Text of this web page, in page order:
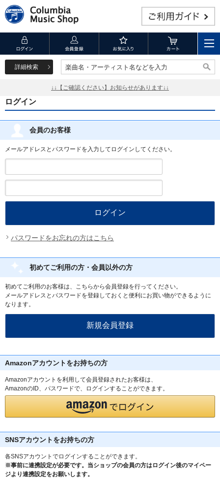
詳細検索 楽曲名・アーティスト名などを入力
楽曲名・アーティスト名などを入力
↓↓【ご確認ください】お知らせがあります↓↓
ログイン
会員のお客様
メールアドレスとパスワードを入力してログインしてください。
パスワードをお忘れの方はこちら
初めてご利用の方・会員以外の方
初めてご利用のお客様は、こちらから会員登録を行ってください。
メールアドレスとパスワードを登録しておくと便利にお買い物ができるように
なります。
Amazonアカウントをお持ちの方
Amazonアカウントを利用して会員登録されたお客様は、
AmazonのID、パスワードで、ログインすることができます。
SNSアカウントをお持ちの方
各SNSアカウントでログインすることができます。
※事前に連携設定が必要です。当ショップの会員の方はログイン後のマイペー
ジより連携設定をお願いします。